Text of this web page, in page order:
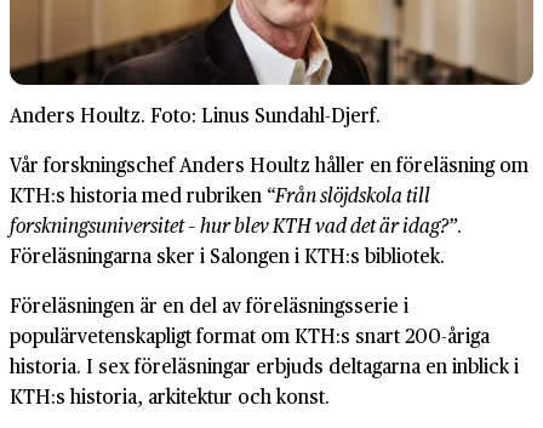
Anders Houltz. Foto: Linus Sundahl-Djerf.
Vår forskningschef Anders Houltz håller en föreläsning om
KTH:s historia med rubriken “Från slöjdskola till
forskningsuniversitet – hur blev KTH vad det är idag?”.
Föreläsningarna sker i Salongen i KTH:s bibliotek.
Föreläsningen är en del av föreläsningsserie i
populärvetenskapligt format om KTH:s snart 200-åriga
historia. I sex föreläsningar erbjuds deltagarna en inblick i
KTH:s historia, arkitektur och konst.